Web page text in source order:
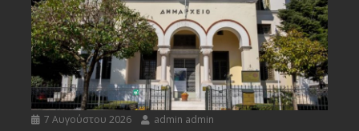
7 Αυγούστου 2026 admin admin